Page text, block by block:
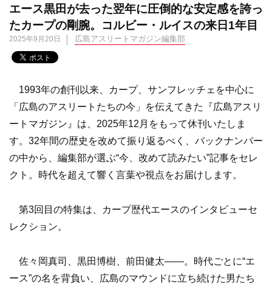
エース黒田が去った翌年に圧倒的な安定感を誇っ
たカープの剛腕。コルビー・ルイスの来日1年目
2025年9月20日 広島アスリートマガジン編集部
1993年の創刊以来、カープ、サンフレッチェを中心に
「広島のアスリートたちの今」を伝えてきた『広島アスリ
ートマガジン』は、2025年12月をもって休刊いたしま
す。32年間の歴史を改めて振り返るべく、バックナンバー
の中から、編集部が選ぶ“今、改めて読みたい”記事をセレ
クト。時代を超えて響く言葉や視点をお届けします。
第3回目の特集は、カープ歴代エースのインタビューセ
レクション。
佐々岡真司、黒田博樹、前田健太——。時代ごとに“エ
ース”の名を背負い、広島のマウンドに立ち続けた男たち